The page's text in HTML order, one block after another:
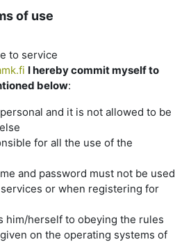
of use
to service
I hereby commit myself to
below:
and it is not allowed to be
for all the use of the
and password must not be used
or when registering for
him/herself to obeying the rules
on the operating systems of